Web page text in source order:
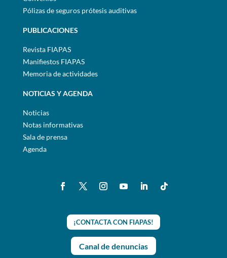
Pólizas de seguros prótesis auditivas
PUBLICACIONES
Revista FIAPAS
Manifiestos FIAPAS
Memoria de actividades
NOTICIAS Y AGENDA
Noticias
Notas informativas
Sala de prensa
Agenda
¡CONTACTA CON FIAPAS!
Canal de denuncias